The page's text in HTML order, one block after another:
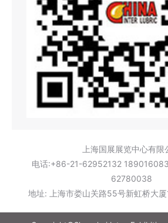
上海国展展览中心有限
电话:+86-21-62952132
62780038
地址: 上海市娄山关路55号新虹桥大